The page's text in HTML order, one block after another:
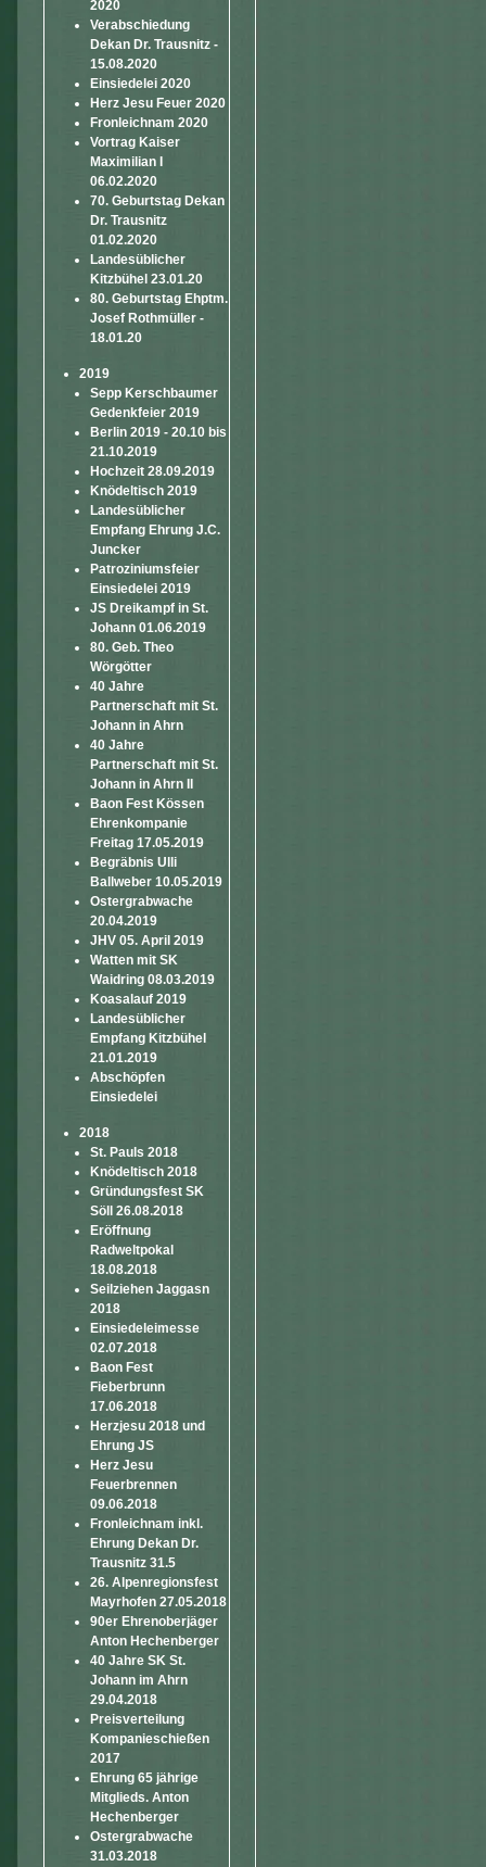
2020
Verabschiedung
Dekan Dr. Trausnitz -
15.08.2020
Einsiedelei 2020
Herz Jesu Feuer 2020
Fronleichnam 2020
Vortrag Kaiser
Maximilian I
06.02.2020
70. Geburtstag Dekan
Dr. Trausnitz
01.02.2020
Landesüblicher
Kitzbühel 23.01.20
80. Geburtstag Ehptm.
Josef Rothmüller -
18.01.20
2019
Sepp Kerschbaumer
Gedenkfeier 2019
Berlin 2019 - 20.10 bis
21.10.2019
Hochzeit 28.09.2019
Knödeltisch 2019
Landesüblicher
Empfang Ehrung J.C.
Juncker
Patroziniumsfeier
Einsiedelei 2019
JS Dreikampf in St.
Johann 01.06.2019
80. Geb. Theo
Wörgötter
40 Jahre
Partnerschaft mit St.
Johann in Ahrn
40 Jahre
Partnerschaft mit St.
Johann in Ahrn II
Baon Fest Kössen
Ehrenkompanie
Freitag 17.05.2019
Begräbnis Ulli
Ballweber 10.05.2019
Ostergrabwache
20.04.2019
JHV 05. April 2019
Watten mit SK
Waidring 08.03.2019
Koasalauf 2019
Landesüblicher
Empfang Kitzbühel
21.01.2019
Abschöpfen
Einsiedelei
2018
St. Pauls 2018
Knödeltisch 2018
Gründungsfest SK
Söll 26.08.2018
Eröffnung
Radweltpokal
18.08.2018
Seilziehen Jaggasn
2018
Einsiedeleimesse
02.07.2018
Baon Fest
Fieberbrunn
17.06.2018
Herzjesu 2018 und
Ehrung JS
Herz Jesu
Feuerbrennen
09.06.2018
Fronleichnam inkl.
Ehrung Dekan Dr.
Trausnitz 31.5
26. Alpenregionsfest
Mayrhofen 27.05.2018
90er Ehrenoberjäger
Anton Hechenberger
40 Jahre SK St.
Johann im Ahrn
29.04.2018
Preisverteilung
Kompanieschießen
2017
Ehrung 65 jährige
Mitglieds. Anton
Hechenberger
Ostergrabwache
31.03.2018